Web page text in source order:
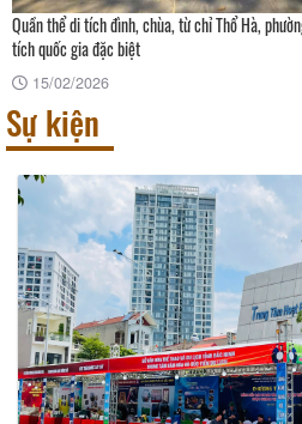
Quần thể di tích đình, chùa, từ chỉ Thổ Hà,
tích quốc gia đặc biệt
15/02/2026
Sự kiện